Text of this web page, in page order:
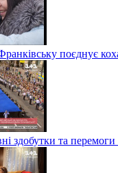
поєднує
здобутки та перемоги